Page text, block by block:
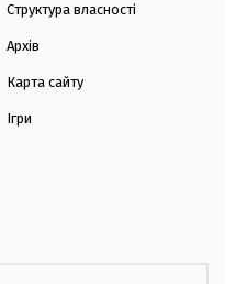
Структура власності
Архів
Карта сайту
Ігри